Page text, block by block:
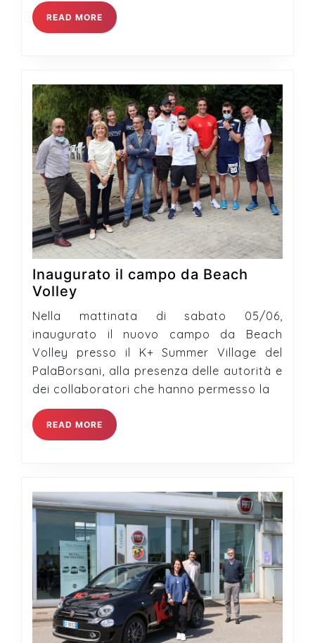
READ MORE READ
MORE
Inaugurato il campo da Beach
Volley
campo
da
Beach
Volley
Nella mattinata di sabato 05/06,
inaugurato il nuovo campo da Beach
Volley presso il K+ Summer Village del
PalaBorsani, alla presenza delle autorità e
dei collaboratori che hanno permesso la
READ MORE READ
MORE